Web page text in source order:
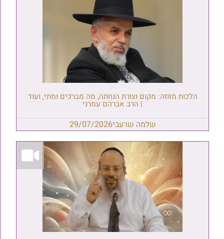
הלכות מזוזה: מקום וצורת הנחתה, מה מברכים ומתי, ועוד
| הרב אברהם עמרני
שלמה שרעבי29/07/2026